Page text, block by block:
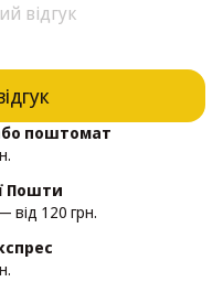
відгук
поштомат
Пошти
від 120 грн.